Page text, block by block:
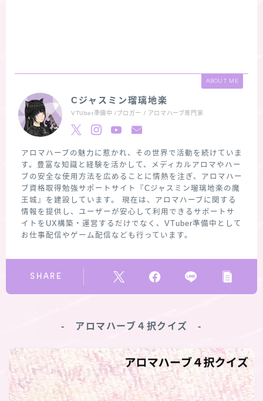
ABOUT ME
Cジャスミン瑠璃地楽
VTUber準備中 /ブロガー / アロマハーブ専門家
アロマハーブの魅力に惹かれ、その世界で活動を続けていま
す。豊富な知識と経験を活かして、メディカルアロマやハー
ブの安全な使用方法を広めることに情熱を注ぎ、アロマハー
ブ資格取得勉強サポートサイト『Cジャスミン瑠璃地楽の魔
王城』を建設しています。 現在は、アロマハーブに関する
情報を提供し、ユーザーが安心して利用できるサポートサ
イトをUX構築・運営するだけでなく、VTuber準備中として
お仕事配信やゲーム配信なども行っています。
SHARE
‐ アロマハーブ４択クイズ ‐